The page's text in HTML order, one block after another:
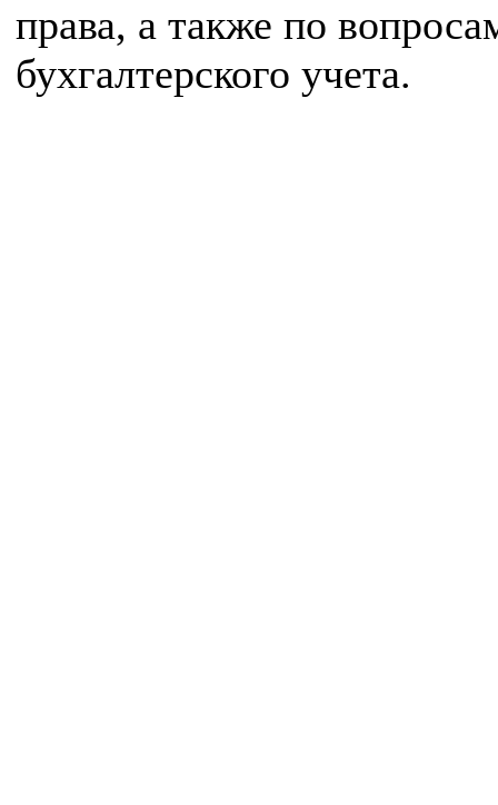
права, а также по
бухгалтерского учета.